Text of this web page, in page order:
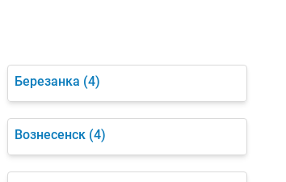
Березанка (4)
Вознесенск (4)